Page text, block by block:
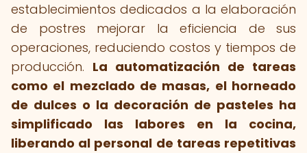
establecimientos dedicados a la elaboración
de postres mejorar la eficiencia de sus
operaciones, reduciendo costos y tiempos de
producción. La automatización de tareas
como el mezclado de masas, el horneado
de dulces o la decoración de pasteles ha
simplificado las labores en la cocina,
liberando al personal de tareas repetitivas